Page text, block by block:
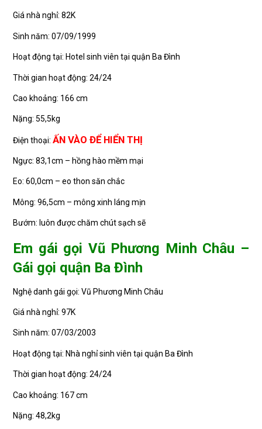
Giá nhà nghỉ: 82K
Sinh năm: 07/09/1999
Hoạt động tại: Hotel sinh viên tại quận Ba Đình
Thời gian hoạt động: 24/24
Cao khoảng: 166 cm
Nặng: 55,5kg
Điện thoại:ẤN VÀO ĐỂ HIỂN THỊ
Ngực: 83,1cm – hồng hào mềm mại
Eo: 60,0cm – eo thon săn chắc
Mông: 96,5cm – mông xinh láng mịn
Bướm: luôn được chăm chút sạch sẽ
Em gái gọi Vũ Phương Minh Châu –
Gái gọi quận Ba Đình
Nghệ danh gái gọi: Vũ Phương Minh Châu
Giá nhà nghỉ: 97K
Sinh năm: 07/03/2003
Hoạt động tại: Nhà nghỉ sinh viên tại quận Ba Đình
Thời gian hoạt động: 24/24
Cao khoảng: 167 cm
Nặng: 48,2kg